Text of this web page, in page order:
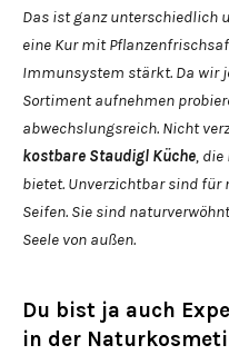
Das ist ganz unterschiedlich
eine Kur mit
Immunsystem stärkt. Da wir
Sortiment aufnehmen
abwechslungsreich. Nicht
kostbare Staudigl Küche, die
bietet. Unverzichtbar sind
Seifen. Sie sind
Seele von außen.
Du bist ja auch
in der